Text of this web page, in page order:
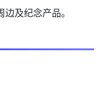
及纪念产品。